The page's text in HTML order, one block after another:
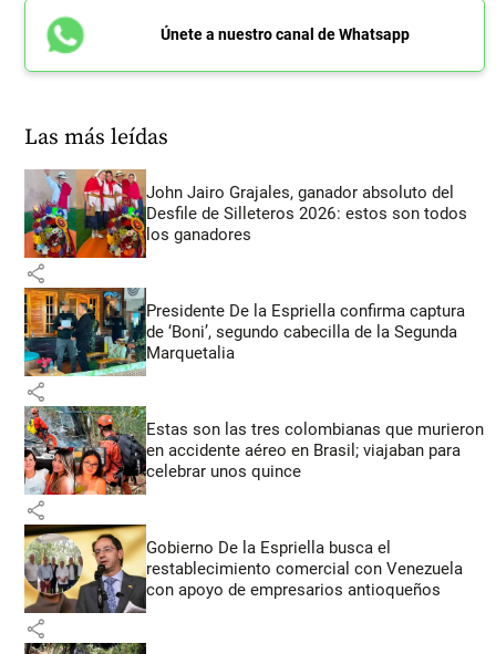
Únete a nuestro canal de Whatsapp
Las más leídas
John Jairo Grajales, ganador absoluto del
Desfile de Silleteros 2026: estos son todos
los ganadores
share
Presidente De la Espriella confirma captura
de ‘Boni’, segundo cabecilla de la Segunda
Marquetalia
share
Estas son las tres colombianas que murieron
en accidente aéreo en Brasil; viajaban para
celebrar unos quince
share
Gobierno De la Espriella busca el
restablecimiento comercial con Venezuela
con apoyo de empresarios antioqueños
share